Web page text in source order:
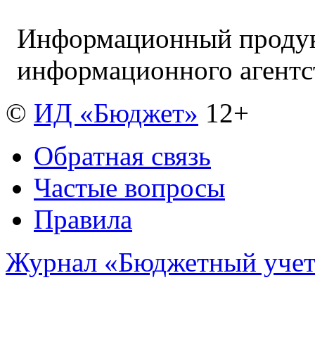
Информационный
информационного
© ИД «Бюджет» 12+
Обратная связь
Частые вопросы
Правила
Журнал «Бюджетный